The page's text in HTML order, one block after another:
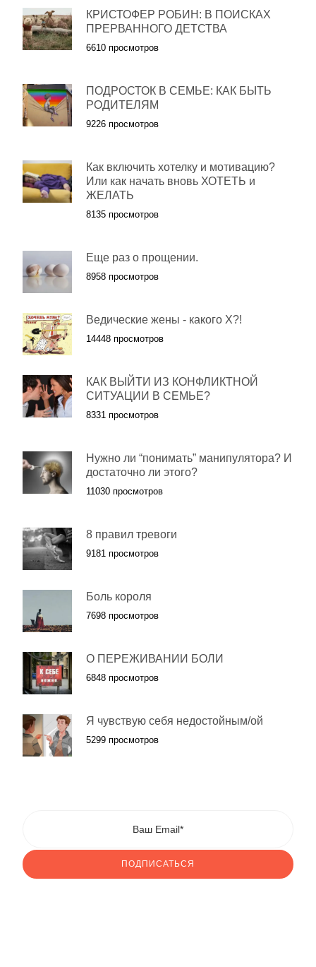
КРИСТОФЕР РОБИН: В ПОИСКАХ
ПРЕРВАННОГО ДЕТСТВА
6610 просмотров
ПОДРОСТОК В СЕМЬЕ: КАК БЫТЬ
РОДИТЕЛЯМ
9226 просмотров
Как включить хотелку и мотивацию?
Или как начать вновь ХОТЕТЬ и
ЖЕЛАТЬ
8135 просмотров
Еще раз о прощении.
8958 просмотров
Ведические жены - какого Х?!
14448 просмотров
КАК ВЫЙТИ ИЗ КОНФЛИКТНОЙ
СИТУАЦИИ В СЕМЬЕ?
8331 просмотров
Нужно ли “понимать” манипулятора? И
достаточно ли этого?
11030 просмотров
8 правил тревоги
9181 просмотров
Боль короля
7698 просмотров
О ПЕРЕЖИВАНИИ БОЛИ
6848 просмотров
Я чувствую себя недостойным/ой
5299 просмотров
ПОДПИСАТЬСЯ